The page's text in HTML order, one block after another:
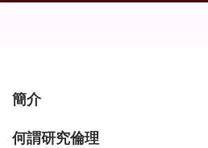
簡介
何謂研究倫理